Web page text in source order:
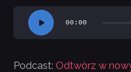
Odtwarzacz
plików
00:00
Podcast:Odtwórz w